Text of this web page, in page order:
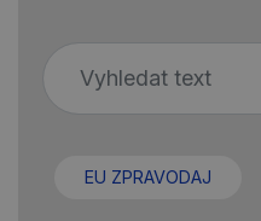
EU ZPRAVODAJ